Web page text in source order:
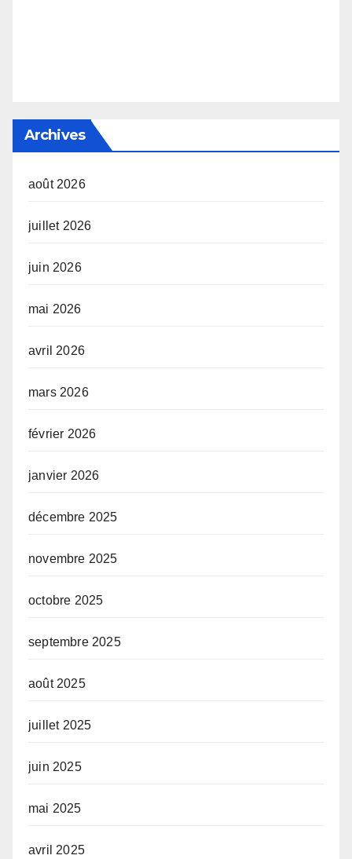
Archives
août 2026
juillet 2026
juin 2026
mai 2026
avril 2026
mars 2026
février 2026
janvier 2026
décembre 2025
novembre 2025
octobre 2025
septembre 2025
août 2025
juillet 2025
juin 2025
mai 2025
avril 2025